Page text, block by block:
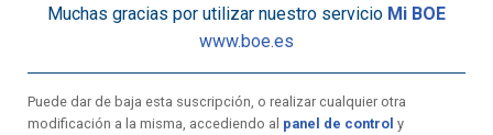
Muchas gracias por utilizar nuestro servicio Mi BOE
www.boe.es
Puede dar de baja esta suscripción, o realizar cualquier otra
modificación a la misma, accediendo al panel de control y